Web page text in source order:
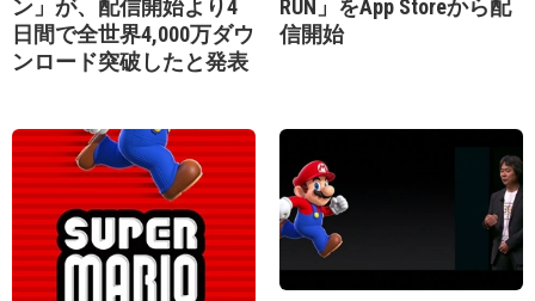
ン」が、配信開始より4
日間で全世界4,000万ダウ
ンロード突破したと発表
RUN」をApp Storeから配
信開始